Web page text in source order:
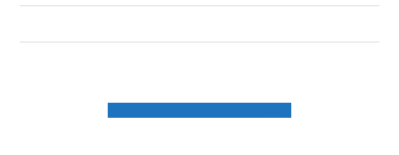
PREVIOUS
POST: